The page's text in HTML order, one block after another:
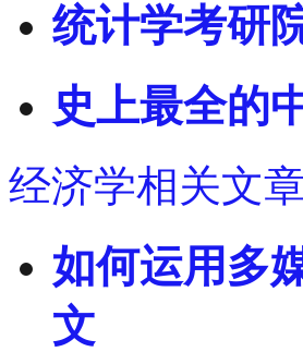
统计学考研
史上最全的
经济学相关文
如何运用多
文